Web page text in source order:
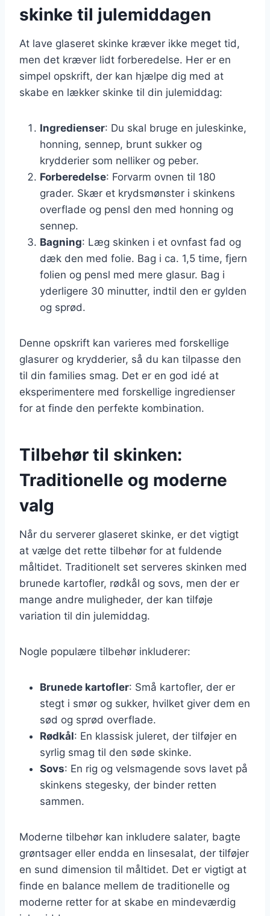
skinke til julemiddagen
At lave glaseret skinke kræver ikke meget tid,
men det kræver lidt forberedelse. Her er en
simpel opskrift, der kan hjælpe dig med at
skabe en lækker skinke til din julemiddag:
Ingredienser: Du skal bruge en juleskinke,
honning, sennep, brunt sukker og
krydderier som nelliker og peber.
Forberedelse: Forvarm ovnen til 180
grader. Skær et krydsmønster i skinkens
overflade og pensl den med honning og
sennep.
Bagning: Læg skinken i et ovnfast fad og
dæk den med folie. Bag i ca. 1,5 time, fjern
folien og pensl med mere glasur. Bag i
yderligere 30 minutter, indtil den er gylden
og sprød.
Denne opskrift kan varieres med forskellige
glasurer og krydderier, så du kan tilpasse den
til din families smag. Det er en god idé at
eksperimentere med forskellige ingredienser
for at finde den perfekte kombination.
Tilbehør til skinken:
Traditionelle og moderne
valg
Når du serverer glaseret skinke, er det vigtigt
at vælge det rette tilbehør for at fuldende
måltidet. Traditionelt set serveres skinken med
brunede kartofler, rødkål og sovs, men der er
mange andre muligheder, der kan tilføje
variation til din julemiddag.
Nogle populære tilbehør inkluderer:
Brunede kartofler: Små kartofler, der er
stegt i smør og sukker, hvilket giver dem en
sød og sprød overflade.
Rødkål: En klassisk juleret, der tilføjer en
syrlig smag til den søde skinke.
Sovs: En rig og velsmagende sovs lavet på
skinkens stegesky, der binder retten
sammen.
Moderne tilbehør kan inkludere salater, bagte
grøntsager eller endda en linsesalat, der tilføjer
en sund dimension til måltidet. Det er vigtigt at
finde en balance mellem de traditionelle og
moderne retter for at skabe en mindeværdig